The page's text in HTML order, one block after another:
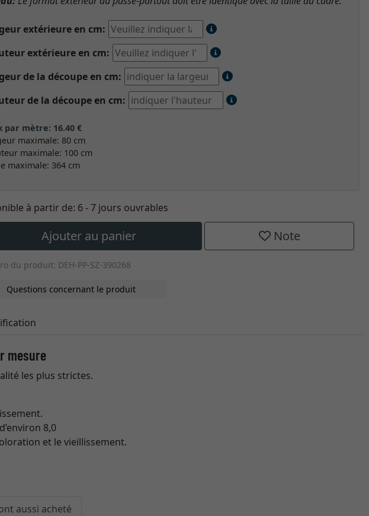
extérieure en cm:
extérieure en cm:
de la découpe en cm:
de la découpe en cm:
par mètre: 16.40 €
maximale: 80 cm
maximale: 100 cm
maximale: 364 cm
à partir de: 6 - 7 jours ouvrables
Ajouter au panier Note
du produit: DEH-PP-SZ-390268
Questions concernant le produit
mesure
les plus strictes.
8,0
et le vieillissement.
aussi acheté